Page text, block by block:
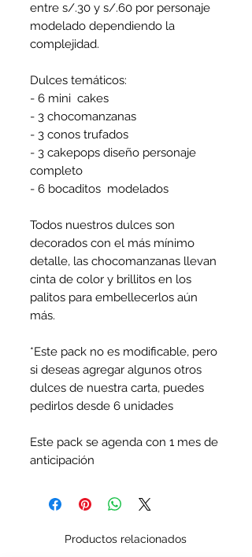
entre s/.30 y s/.60 por personaje
modelado dependiendo la
complejidad.
Dulces temáticos:
- 6 mini  cakes
- 3 chocomanzanas
- 3 conos trufados
- 3 cakepops diseño personaje
completo
- 6 bocaditos  modelados
Todos nuestros dulces son
decorados con el más mínimo
detalle, las chocomanzanas llevan
cinta de color y brillitos en los
palitos para embellecerlos aún
más.
*Este pack no es modificable, pero
si deseas agregar algunos otros
dulces de nuestra carta, puedes
pedirlos desde 6 unidades
Este pack se agenda con 1 mes de
anticipación
Productos relacionados